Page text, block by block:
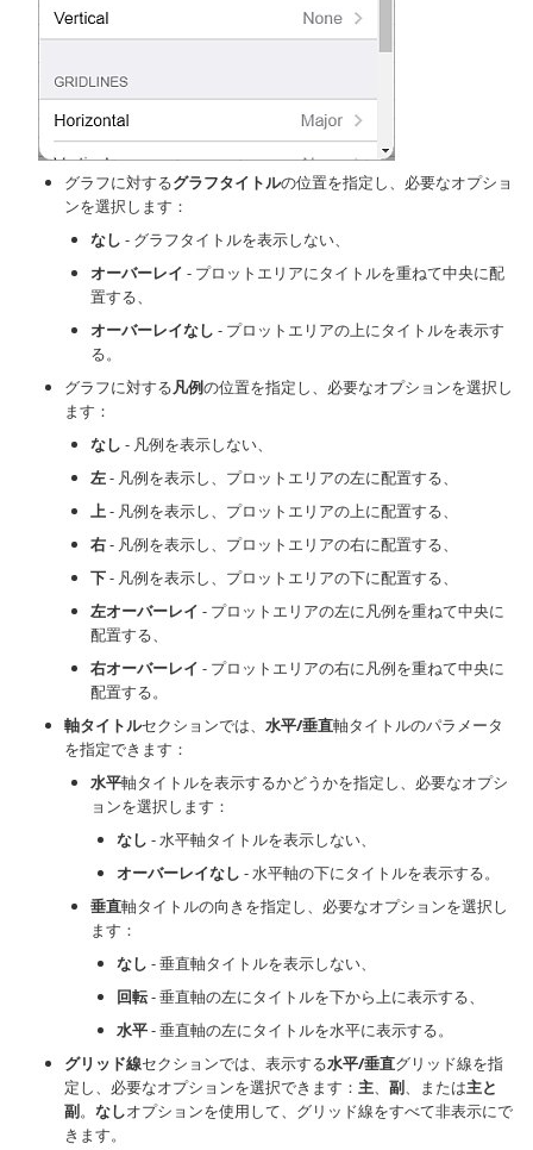
グラフに対するグラフタイトルの位置を指定し、必要なオプショ
ンを選択します：
なし - グラフタイトルを表示しない、
オーバーレイ - プロットエリアにタイトルを重ねて中央に配
置する、
オーバーレイなし - プロットエリアの上にタイトルを表示す
る。
グラフに対する凡例の位置を指定し、必要なオプションを選択し
ます：
なし - 凡例を表示しない、
左- 凡例を表示し、プロットエリアの左に配置する、
上- 凡例を表示し、プロットエリアの上に配置する、
右- 凡例を表示し、プロットエリアの右に配置する、
下- 凡例を表示し、プロットエリアの下に配置する、
左オーバーレイ - プロットエリアの左に凡例を重ねて中央に
配置する、
右オーバーレイ - プロットエリアの右に凡例を重ねて中央に
配置する。
軸タイトルセクションでは、 水平/垂直軸タイトルのパラメータ
を指定できます：
水平軸タイトルを表示するかどうかを指定し、必要なオプシ
ョンを選択します：
なし - 水平軸タイトルを表示しない、
オーバーレイなし - 水平軸の下にタイトルを表示する。
垂直軸タイトルの向きを指定し、必要なオプションを選択し
ます：
なし - 垂直軸タイトルを表示しない、
回転- 垂直軸の左にタイトルを下から上に表示する、
水平- 垂直軸の左にタイトルを水平に表示する。
グリッド線セクションでは、表示する水平/垂直グリッド線を指
定し、必要なオプションを選択できます： 主、 副、または主と
副。 なしオプションを使用して、グリッド線をすべて非表示にで
きます。